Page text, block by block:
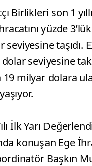
Birlikleri son 1
yüzde
taşıdı.
seviyesine
19 milyar dolara
İlk Yarı
konuşan Ege
Başkın